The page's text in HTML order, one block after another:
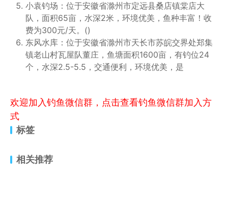
小袁钓场：位于安徽省滁州市定远县桑店镇棠店大
队，面积65亩，水深2米，环境优美，鱼种丰富！收
费为300元/天。()
东风水库：位于安徽省滁州市天长市苏皖交界处郑集
镇老山村瓦屋队董庄，鱼塘面积1600亩，有钓位24
个，水深2.5-5.5，交通便利，环境优美，是
欢迎加入钓鱼微信群，点击查看钓鱼微信群加入方
式
标签
相关推荐